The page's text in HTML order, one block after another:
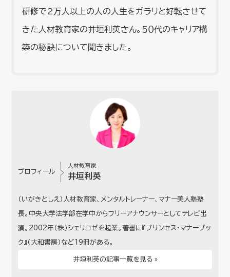
研修で2万人以上の人の人生をガラリと好転させて
きた人材教育家の井垣利英さん。５０代のキャリア構
築の秘訣について聞きました。
プロフィール
人材教育家
井垣利英
（いがきとしえ）人材教育家、メンタルトレーナー、マナー美人塾塾
長。中央大学法学部在学中からフリーアナウンサーとしてテレビ出
演。2002年（株）シェリロゼを起業。著書に『プリンセス・マナーブッ
ク』（大和書房）など19冊がある。
井垣利英の記事一覧を見る »